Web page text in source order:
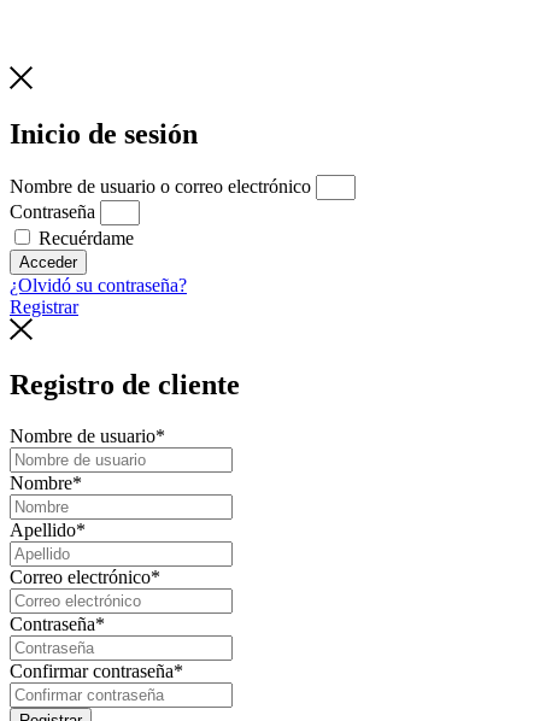
Inicio de sesión
Nombre de usuario o correo electrónico
Contraseña
Recuérdame
Acceder
¿Olvidó su contraseña?
Registrar
Registro de cliente
Nombre de usuario*
Nombre*
Apellido*
Correo electrónico*
Contraseña*
Confirmar contraseña*